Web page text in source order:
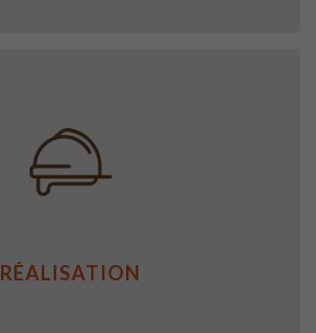
RÉALISATION